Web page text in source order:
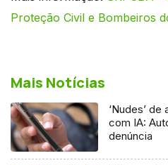
Proteção Civil e Bombeiros
Mais Notícias
‘Nudes’
com IA:
denúncia